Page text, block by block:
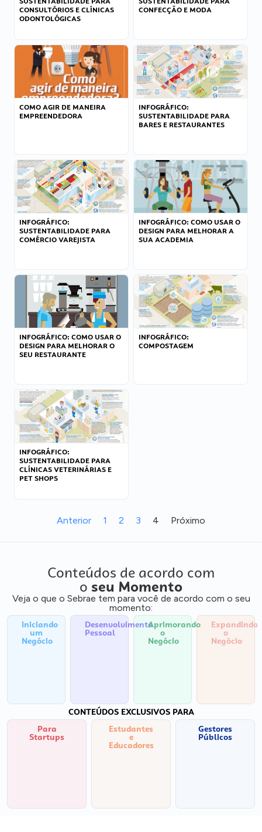
CONSULTÓRIOS E CLÍNICAS
ODONTOLÓGICAS
CONFECÇÃO E MODA
COMO AGIR DE MANEIRA
EMPREENDEDORA
INFOGRÁFICO:
SUSTENTABILIDADE PARA
BARES E RESTAURANTES
INFOGRÁFICO:
SUSTENTABILIDADE PARA
COMÉRCIO VAREJISTA
INFOGRÁFICO: COMO USAR O
DESIGN PARA MELHORAR A
SUA ACADEMIA
INFOGRÁFICO: COMO USAR O
DESIGN PARA MELHORAR O
SEU RESTAURANTE
INFOGRÁFICO:
COMPOSTAGEM
INFOGRÁFICO:
SUSTENTABILIDADE PARA
CLÍNICAS VETERINÁRIAS E
PET SHOPS
Anterior 1 2 3 4 Próximo
Conteúdos de acordo com
o seu Momento
Veja o que o Sebrae tem para você de acordo com o seu
momento:
Iniciando
um
Negócio
Desenvolvimento
Pessoal
Aprimorando
o
Negócio
Expandindo
o
Negócio
CONTEÚDOS EXCLUSIVOS PARA
Para
Startups
Estudantes
e
Educadores
Gestores
Públicos